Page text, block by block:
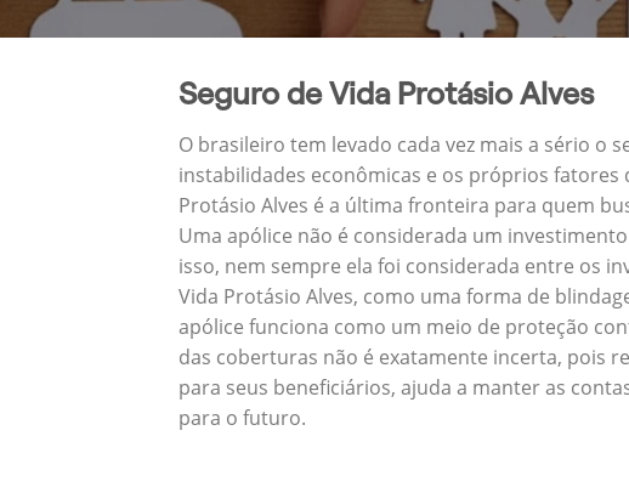
Seguro de Vida Protásio Alves
O brasileiro tem levado cada vez mais a sério o
instabilidades econômicas e os próprios fatores
Protásio Alves é a última fronteira para quem
Uma apólice não é considerada um
isso, nem sempre ela foi considerada entre os
Vida Protásio Alves, como uma forma de
apólice funciona como um meio de proteção
das coberturas não é exatamente incerta, pois
para seus beneficiários, ajuda a manter as
para o futuro.